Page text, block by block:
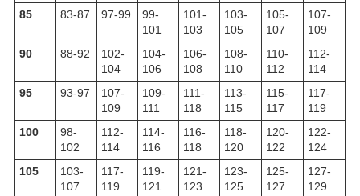
85
83-87 97-99
99-
101
101-
103
103-
105
105-
107
107-
109
90
88-92
102-
104
104-
106
106-
108
108-
110
110-
112
112-
114
95
93-97
107-
109
109-
111
111-
118
113-
115
115-
117
117-
119
100
98-
102
112-
114
114-
116
116-
118
118-
120
120-
122
122-
124
105
103-
107
117-
119
119-
121
121-
123
123-
125
125-
127
127-
129